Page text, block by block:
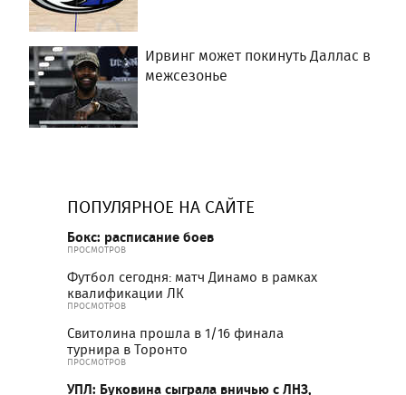
Ирвинг может покинуть Даллас в
межсезонье
ПОПУЛЯРНОЕ НА САЙТЕ
Бокс: расписание боев
ПРОСМОТРОВ
Футбол сегодня: матч Динамо в рамках
квалификации ЛК
ПРОСМОТРОВ
Свитолина прошла в 1/16 финала
турнира в Торонто
ПРОСМОТРОВ
УПЛ: Буковина сыграла вничью с ЛНЗ,